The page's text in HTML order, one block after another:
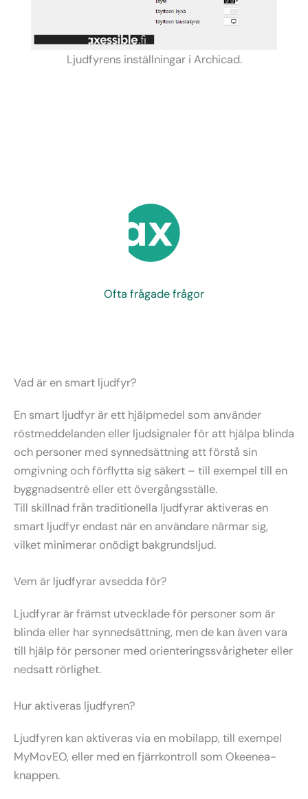
Ljudfyrens inställningar i Archicad.
Ofta frågade frågor
Vad är en smart ljudfyr?
En smart ljudfyr är ett hjälpmedel som använder
röstmeddelanden eller ljudsignaler för att hjälpa blinda
och personer med synnedsättning att förstå sin
omgivning och förflytta sig säkert – till exempel till en
byggnadsentré eller ett övergångsställe.
Till skillnad från traditionella ljudfyrar aktiveras en
smart ljudfyr endast när en användare närmar sig,
vilket minimerar onödigt bakgrundsljud.
Vem är ljudfyrar avsedda för?
Ljudfyrar är främst utvecklade för personer som är
blinda eller har synnedsättning, men de kan även vara
till hjälp för personer med orienteringssvårigheter eller
nedsatt rörlighet.
Hur aktiveras ljudfyren?
Ljudfyren kan aktiveras via en mobilapp, till exempel
MyMovEO, eller med en fjärrkontroll som Okeenea-
knappen.